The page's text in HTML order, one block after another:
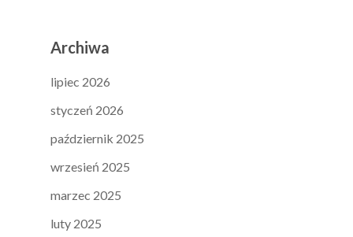
Archiwa
lipiec 2026
styczeń 2026
październik 2025
wrzesień 2025
marzec 2025
luty 2025